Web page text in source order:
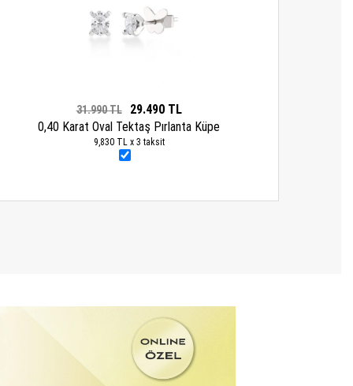
31.990 TL
29.490 TL
0,40 Karat Oval Tektaş Pırlanta Küpe
9,830 TL x 3 taksit